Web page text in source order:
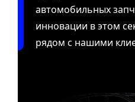
автомобильных
инновации в этом
рядом с нашими